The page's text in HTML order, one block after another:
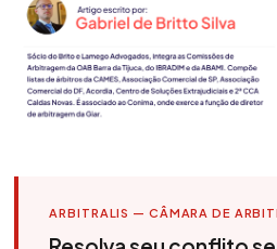
ARBITRALIS — CÂMARA DE